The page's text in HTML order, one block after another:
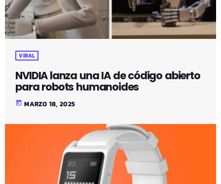
VIRAL
NVIDIA lanza una IA de código abierto
para robots humanoides
today MARZO 18, 2025